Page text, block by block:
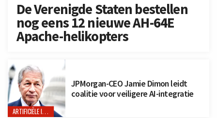
De Verenigde Staten bestellen
nog eens 12 nieuwe AH-64E
Apache-helikopters
ARTIFICIËLE INTELLIGENTIE
JPMorgan-CEO Jamie Dimon leidt
coalitie voor veiligere AI-integratie